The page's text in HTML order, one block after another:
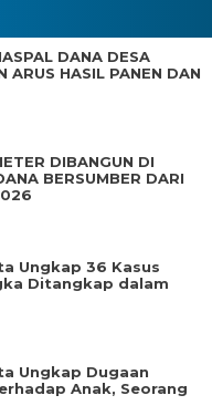
DANA DESA
ARUS HASIL PANEN DAN
DIBANGUN DI
BERSUMBER DARI
Ungkap 36 Kasus
Ditangkap dalam
Ungkap Dugaan
Anak, Seorang